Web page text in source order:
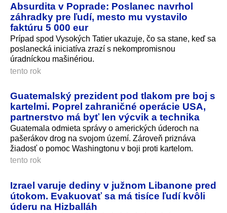
Absurdita v Poprade: Poslanec navrhol
záhradky pre ľudí, mesto mu vystavilo
faktúru 5 000 eur
Prípad spod Vysokých Tatier ukazuje, čo sa stane, keď sa
poslanecká iniciatíva zrazí s nekompromisnou
úradníckou mašinériou.
tento rok
Guatemalský prezident pod tlakom pre boj s
kartelmi. Poprel zahraničné operácie USA,
partnerstvo má byť len výcvik a technika
Guatemala odmieta správy o amerických úderoch na
pašerákov drog na svojom území. Zároveň priznáva
žiadosť o pomoc Washingtonu v boji proti kartelom.
tento rok
Izrael varuje dediny v južnom Libanone pred
útokom. Evakuovať sa má tisíce ľudí kvôli
úderu na Hizballáh